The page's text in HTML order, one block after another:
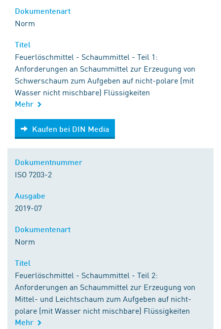
Norm
Feuerlöschmittel - Schaummittel - Teil 1:
Anforderungen an Schaummittel zur Erzeugung von
Schwerschaum zum Aufgeben auf nicht-polare (mit
Wasser nicht mischbare) Flüssigkeiten
Mehr
Kaufen bei DIN Media
Kaufen bei DIN Media
ISO 7203-2
2019-07
Norm
Feuerlöschmittel - Schaummittel - Teil 2:
Anforderungen an Schaummittel zur Erzeugung von
Mittel- und Leichtschaum zum Aufgeben auf nicht-
polare (mit Wasser nicht mischbare) Flüssigkeiten
Mehr